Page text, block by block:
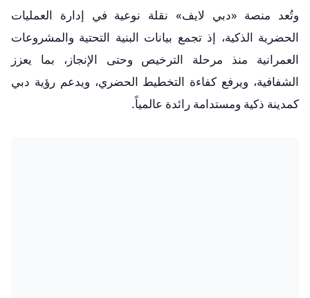
وتُعد منصة «دبي لايف» نقلة نوعية في إدارة العمليات
الحضرية الذكية، إذ تجمع بيانات البنية التحتية والمشروعات
العمرانية منذ مرحلة الترخيص وحتى الإنجاز، بما يعزز
الشفافية، ويرفع كفاءة التخطيط الحضري، ويدعم رؤية دبي
كمدينة ذكية ومستدامة رائدة عالمياً.